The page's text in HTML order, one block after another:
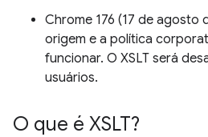
Chrome 176 (17 de agosto
origem e a política
funcionar. O XSLT será
usuários.
O que é XSLT?